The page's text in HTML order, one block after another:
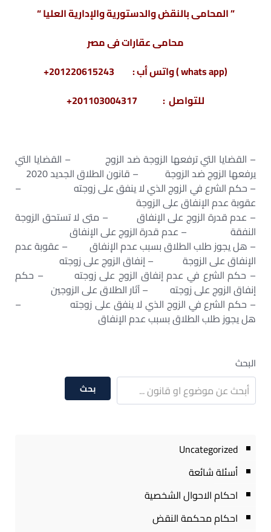
” المحامى بالنقض والدستورية والإدارية العليا “
محامى عقارات فى مصر
(whats app ) واتس أب : 201220615243+
للتواصل : 201103004317+
– القضايا التي ترفعها الزوجة ضد الزوج – القضايا التي
يرفعها الزوج ضد الزوجة – قانون الطلاق الجديد 2020
– حكم الشرع في الزوج الذي لا ينفق على زوجته –
عقوبة عدم الإنفاق على الزوجة
– عدم قدرة الزوج على الإنفاق – متى لا تستحق الزوجة
النفقة – عدم قدرة الزوج على الإنفاق
– هل يجوز طلب الطلاق بسبب عدم الإنفاق – عقوبة عدم
الإنفاق على الزوجة – إنفاق الزوج على زوجته
– حكم الشرع في عدم إنفاق الزوج على زوجته – حكم
إنفاق الزوج على زوجته – آثار الطلاق على الزوجين
– حكم الشرع في الزوج الذي لا ينفق على زوجته –
هل يجوز طلب الطلاق بسبب عدم الإنفاق
البحث
بحث
Uncategorized
أسئلة شائعة
احكام الاحوال الشخصية
احكام محكمة النقض